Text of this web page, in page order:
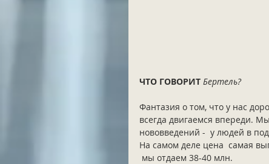
ЧТО ГОВОРИТ Бертель?
Фантазия о том, что у нас
всегда двигаемся впереди.
нововведений -  у людей в
На самом деле цена  самая
мы отдаем 38-40 млн.